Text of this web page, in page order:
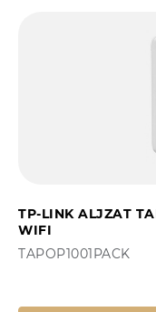
TP-LINK ALJZAT
WIFI
TAPOP1001PACK